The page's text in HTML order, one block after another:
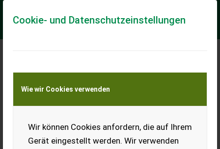
Cookie- und Datenschutzeinstellungen
Wie wir Cookies verwenden
Wir können Cookies anfordern, die auf Ihrem
Gerät eingestellt werden. Wir verwenden
Meine Transportkostenanfrage
Transport von Land- und Baumaschinen –
KEINE Tiertransporte
Sonstige Mobiles Sägewerk Pilous CTR750EV
gebraucht